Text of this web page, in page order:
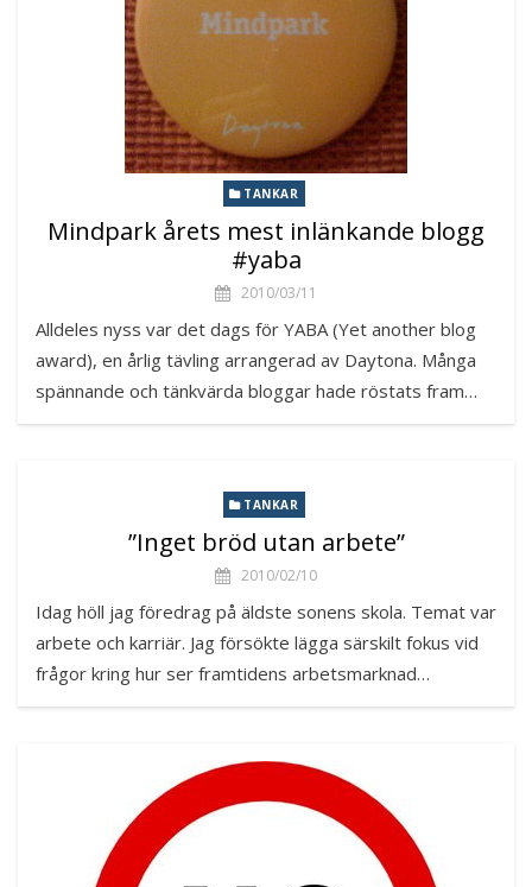
TANKAR
Mindpark årets mest inlänkande blogg
#yaba
2010/03/11
Alldeles nyss var det dags för YABA (Yet another blog
award), en årlig tävling arrangerad av Daytona. Många
spännande och tänkvärda bloggar hade röstats fram…
TANKAR
”Inget bröd utan arbete”
2010/02/10
Idag höll jag föredrag på äldste sonens skola. Temat var
arbete och karriär. Jag försökte lägga särskilt fokus vid
frågor kring hur ser framtidens arbetsmarknad…